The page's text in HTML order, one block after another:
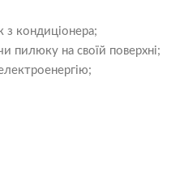
з кондиціонера;
пилюку на своїй поверхні;